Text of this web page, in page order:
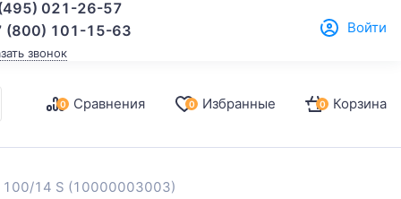
021-26-57
(800) 101-15-63
звонок
Войти
0 Сравнения 0 Избранные 0 Корзина
100/14 S (10000003003)